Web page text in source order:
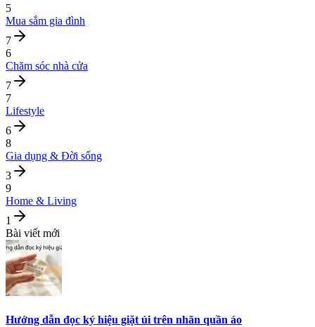
5
Mua sắm gia đình
7
6
Chăm sóc nhà cửa
7
7
Lifestyle
6
8
Gia dụng & Đời sống
3
9
Home & Living
1
Bài viết mới
Hướng dẫn đọc ký hiệu giặt ủi trên nhãn quần áo